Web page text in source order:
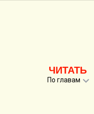
ЧИТАТЬ
По главам